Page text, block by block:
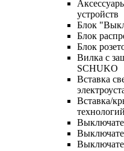
устройств
Блок
Блок
Блок
Вилка с
SCHUKO
Вставка
Вставка/
технологий